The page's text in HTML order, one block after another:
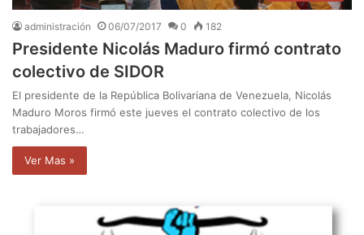
administración 06/07/2017 0 182
Presidente Nicolás Maduro firmó contrato
colectivo de SIDOR
El presidente de la República Bolivariana de Venezuela, Nicolás
Maduro Moros firmó este jueves el contrato colectivo de los
trabajadores…
Ver Mas »